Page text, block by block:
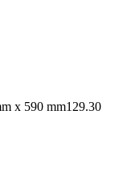
x 590 mm129.30